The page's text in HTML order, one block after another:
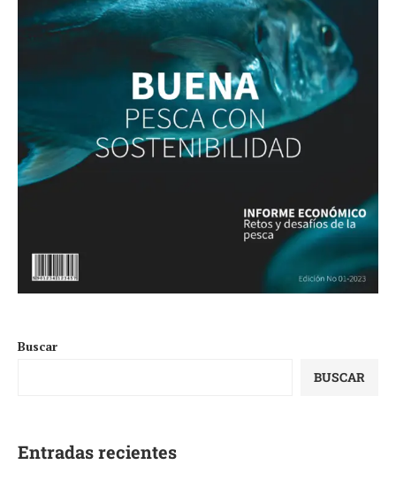
Buscar
BUSCAR
Entradas recientes